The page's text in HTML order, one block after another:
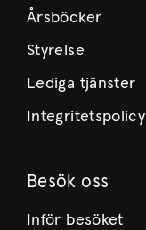
Årsböcker
Styrelse
Lediga tjänster
Integritetspolicy
Besök oss
Inför besöket